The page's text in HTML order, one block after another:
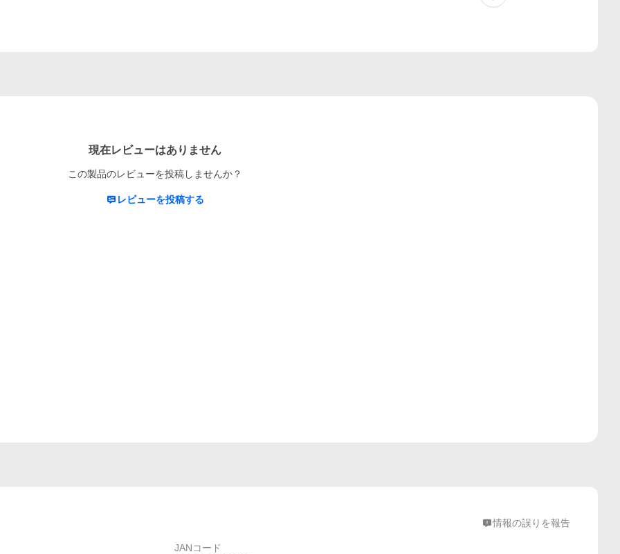
現在レビューはありません
この製品のレビューを投稿しませんか？
レビューを投稿する
情報の誤りを報告
JANコード